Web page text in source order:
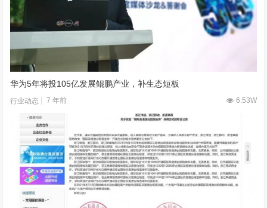
华为5年将投105亿发展鲲鹏产业，补生态短板
行业动态 7 年前 6.53W